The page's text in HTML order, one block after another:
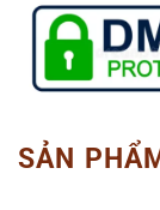
SẢN